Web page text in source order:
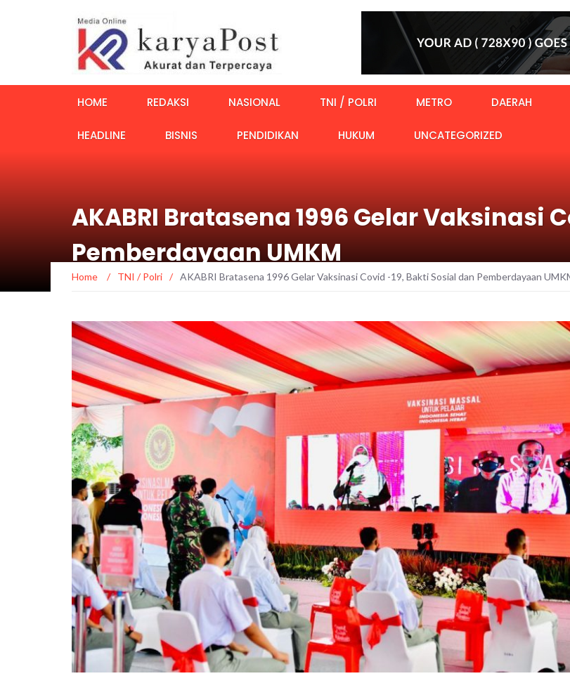
HOME REDAKSI NASIONAL TNI / POLRI METRO DAERAH
HEADLINE BISNIS PENDIDIKAN HUKUM UNCATEGORIZED
AKABRI Bratasena 1996 Gelar Vaksinasi
Pemberdayaan UMKM
Home / TNI / Polri / AKABRI Bratasena 1996 Gelar Vaksinasi Covid -19, Bakti Sosial dan Pemberdayaan